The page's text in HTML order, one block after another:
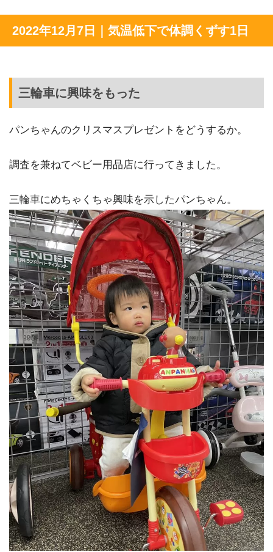
2022年12月7日｜気温低下で体調くずす1日
三輪車に興味をもった
パンちゃんのクリスマスプレゼントをどうするか。
調査を兼ねてベビー用品店に行ってきました。
三輪車にめちゃくちゃ興味を示したパンちゃん。